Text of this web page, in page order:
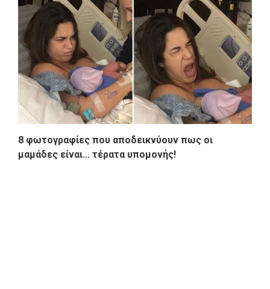
8 φωτογραφίες που αποδεικνύουν πως οι
μαμάδες είναι... τέρατα υπομονής!